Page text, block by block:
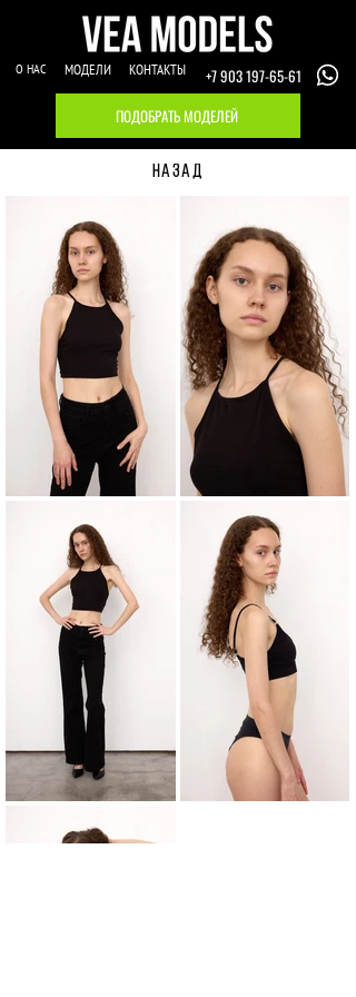
О НАС МОДЕЛИ КОНТАКТЫ
+7 903 197-65-61
ПОДОБРАТЬ МОДЕЛЕЙ
НАЗАД